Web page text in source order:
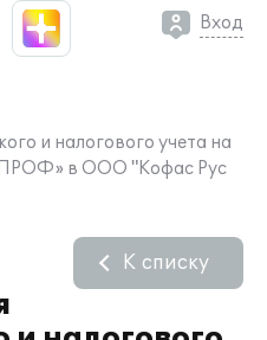
Вход
и налогового учета на
ПРОФ» в ООО "Кофас Рус
К списку